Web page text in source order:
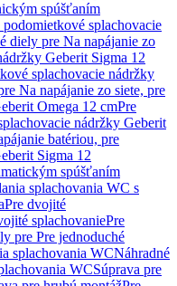
spúšťaním
splachovacie
diely pre Na napájanie zo
Geberit Sigma 12
splachovacie nádržky
Na napájanie zo siete, pre
Omega 12 cmPre
nádržky Geberit
batériou, pre
Sigma 12
spúšťaním
splachovania WC s
Pre dvojité
splachovaniePre
pre Pre jednoduché
splachovania WCNáhradné
WCSúprava pre